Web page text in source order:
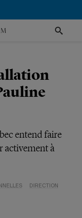
entend faire
activement à
DIRECTION